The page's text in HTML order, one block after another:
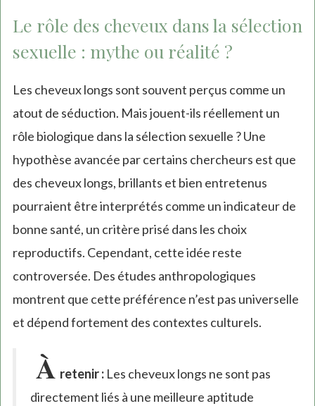
Le rôle des cheveux dans la sélection
sexuelle : mythe ou réalité ?
Les cheveux longs sont souvent perçus comme un
atout de séduction. Mais jouent-ils réellement un
rôle biologique dans la sélection sexuelle ? Une
hypothèse avancée par certains chercheurs est que
des cheveux longs, brillants et bien entretenus
pourraient être interprétés comme un indicateur de
bonne santé, un critère prisé dans les choix
reproductifs. Cependant, cette idée reste
controversée. Des études anthropologiques
montrent que cette préférence n’est pas universelle
et dépend fortement des contextes culturels.
À retenir :Les cheveux longs ne sont pas
directement liés à une meilleure aptitude